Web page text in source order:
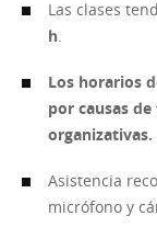
Las clases
h.
Los horarios
por causas
organizativas.
Asistencia
micrófono y